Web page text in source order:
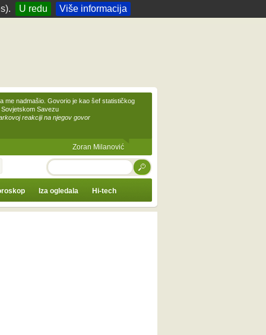
U redu Više informacija
me nadmašio. Govorio je kao šef statističkog
Savezu
reakciji na njegov govor
Zoran Milanović
TRAŽI
Iza ogledala Hi-tech